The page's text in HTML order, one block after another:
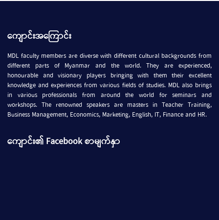
ကျောင်းအကြောင်း
MDL faculty members are diverse with different cultural backgrounds from
different parts of Myanmar and the world. They are experienced,
honourable and visionary players bringing with them their excellent
knowledge and experiences from various fields of studies. MDL also brings
in various professionals from around the world for seminars and
workshops. The renowned speakers are masters in Teacher Training,
Business Management, Economics, Marketing, English, IT, Finance and HR.
ကျောင်း၏ Facebook စာမျက်နှာ